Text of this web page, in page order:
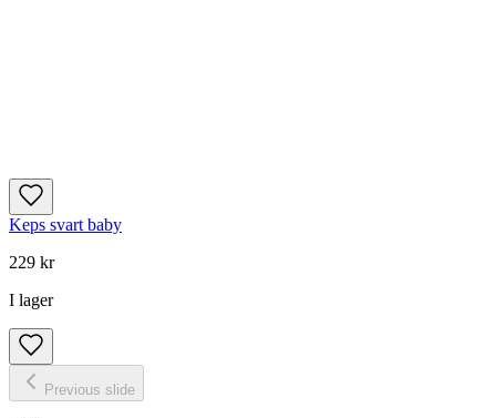
Keps svart baby
229 kr
I lager
Previous slide